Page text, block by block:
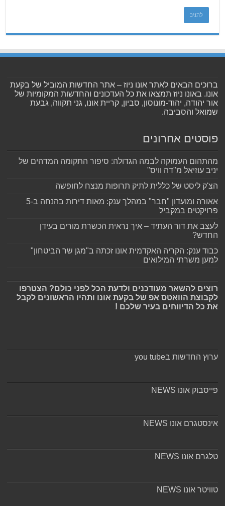
ברוכים הבאים לאתר אונו ניוז – אתר החדשות המוביל של בקעת
אונו. באונו ניוז תמצאו את כל העדכונים והחדשות המקומיות של
אור יהודה, יהוד-מונוסון, סביון, קריית אונו, גני תקווה, גבעת
שמואל והסביבה.
פוסטים אחרונים
מהתהום העמוקה לבמה הגדולה: סיפור התקומה המדהים של
יניב עוזיאל מ"דה וויס"
הצ'ק ליסט של כללית לתיק תרופות מנצח לחופשה
אאורה ומועדון "חבר" במהלך ענק: מאות דירות בהנחה ב-5
פרויקטים במקביל
לעצב את דור העתיד – איך נראית הכשרת מורים בעידן
החדש?
כבוד ענק: הקריה האקדמית אונו זכתה ב"מגן שר הביטחון"
למען משרתי המילואים
רוצים להשאר מעודכנים ולדעת הכל לפני כולם? הצטרפו
לקבוצת הוואטס אפ של בקעת אונו ותהיו הראשונים לקבל
את כל הדיווחים בעיר שלכם !
ערוץ החדשות בyou tube
פייסבוק אונו NEWS
אינסטגרם אונו NEWS
טלגרם אונו NEWS
טוויטר אונו NEWS